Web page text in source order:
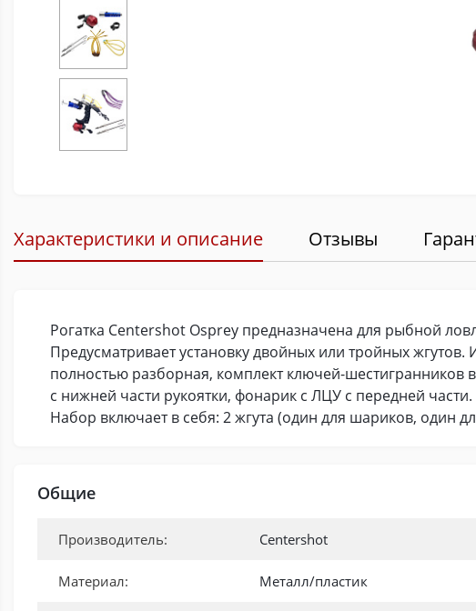
Характеристики и описание Отзывы
Рогатка Centershot Osprey предназначена для рыбной
Предусматривает установку двойных или тройных
полностью разборная, комплект ключей-шестигранников
с нижней части рукоятки, фонарик с ЛЦУ с передней
Набор включает в себя: 2 жгута (один для шариков, один
Общие
Производитель: Centershot
Материал: Металл/пластик